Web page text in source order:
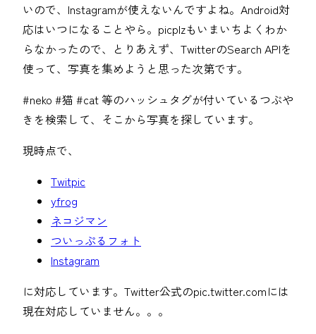
いので、Instagramが使えないんですよね。Android対
応はいつになることやら。picplzもいまいちよくわか
らなかったので、とりあえず、TwitterのSearch APIを
使って、写真を集めようと思った次第です。
#neko #猫 #cat 等のハッシュタグが付いているつぶや
きを検索して、そこから写真を探しています。
現時点で、
Twitpic
yfrog
ネコジマン
ついっぷるフォト
Instagram
に対応しています。Twitter公式のpic.twitter.comには
現在対応していません。。。